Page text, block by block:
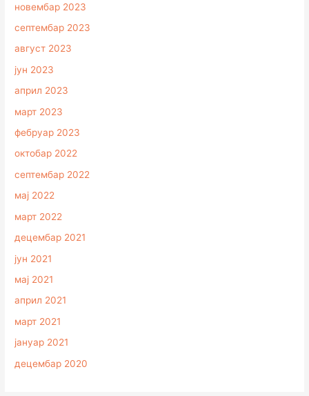
новембар 2023
септембар 2023
август 2023
јун 2023
април 2023
март 2023
фебруар 2023
октобар 2022
септембар 2022
мај 2022
март 2022
децембар 2021
јун 2021
мај 2021
април 2021
март 2021
јануар 2021
децембар 2020